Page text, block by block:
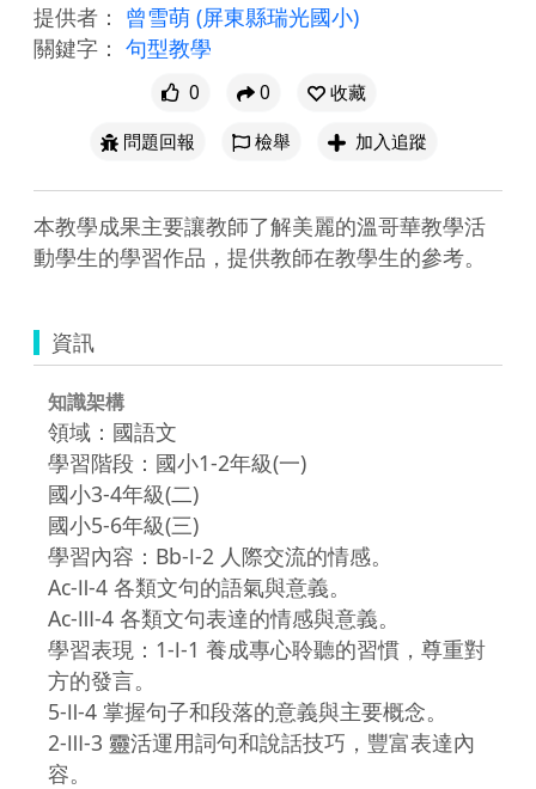
提供者： 曾雪萌 (屏東縣瑞光國小)
關鍵字： 句型教學
0 0
收藏
問題回報
檢舉 加入追蹤
本教學成果主要讓教師了解美麗的溫哥華教學活
動學生的學習作品，提供教師在教學生的參考。
資訊
知識架構
領域：國語文
學習階段：國小1-2年級(一)
國小3-4年級(二)
國小5-6年級(三)
學習內容：Bb-Ⅰ-2 人際交流的情感。
Ac-Ⅱ-4 各類文句的語氣與意義。
Ac-Ⅲ-4 各類文句表達的情感與意義。
學習表現：1-Ⅰ-1 養成專心聆聽的習慣，尊重對
方的發言。
5-Ⅱ-4 掌握句子和段落的意義與主要概念。
2-Ⅲ-3 靈活運用詞句和說話技巧，豐富表達內
容。